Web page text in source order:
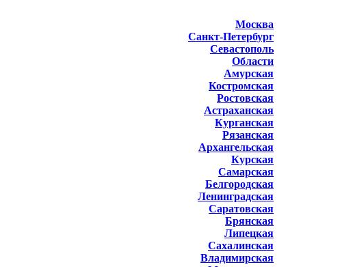
Москва
Санкт-Петербург
Севастополь
Области
Амурская
Костромская
Ростовская
Астраханская
Курганская
Рязанская
Архангельская
Курская
Самарская
Белгородская
Ленинградская
Саратовская
Брянская
Липецкая
Сахалинская
Владимирская